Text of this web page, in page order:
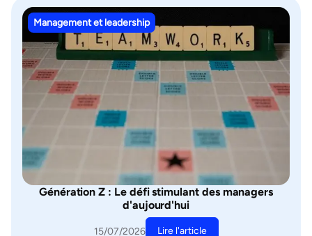
Management et leadership
Génération Z : Le défi stimulant des managers
d'aujourd'hui
15/07/2026 Lire l'article